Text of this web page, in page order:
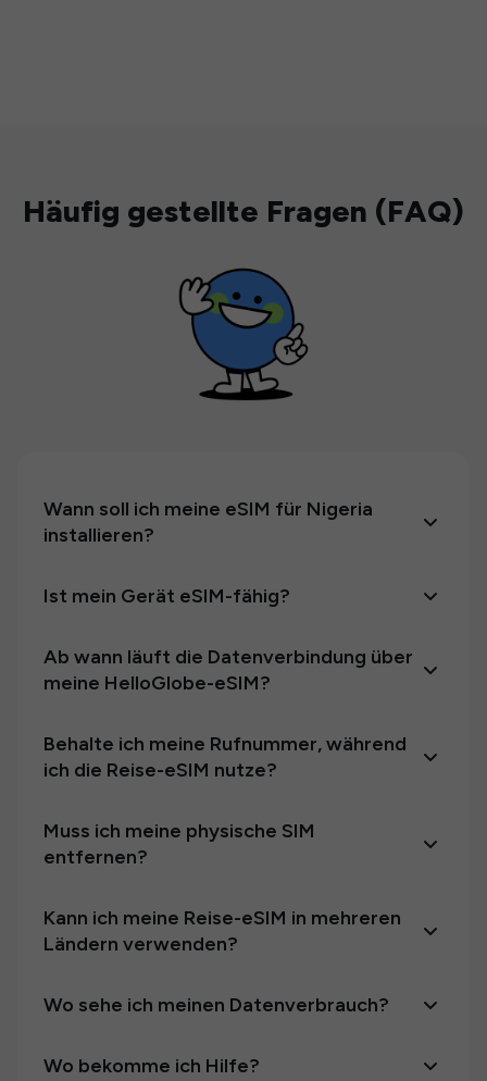
Häufig gestellte Fragen (FAQ)
Wann soll ich meine eSIM für Nigeria
installieren?
Ist mein Gerät eSIM-fähig?
Ab wann läuft die Datenverbindung über
meine HelloGlobe-eSIM?
Behalte ich meine Rufnummer, während
ich die Reise-eSIM nutze?
Muss ich meine physische SIM
entfernen?
Kann ich meine Reise-eSIM in mehreren
Ländern verwenden?
Wo sehe ich meinen Datenverbrauch?
Wo bekomme ich Hilfe?